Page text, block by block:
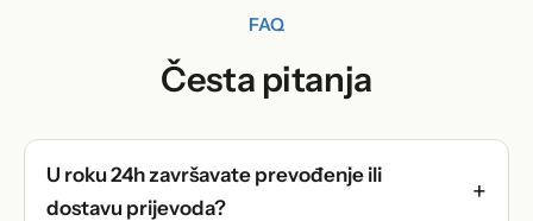
FAQ
Česta pitanja
U roku 24h završavate prevođenje ili
dostavu prijevoda?